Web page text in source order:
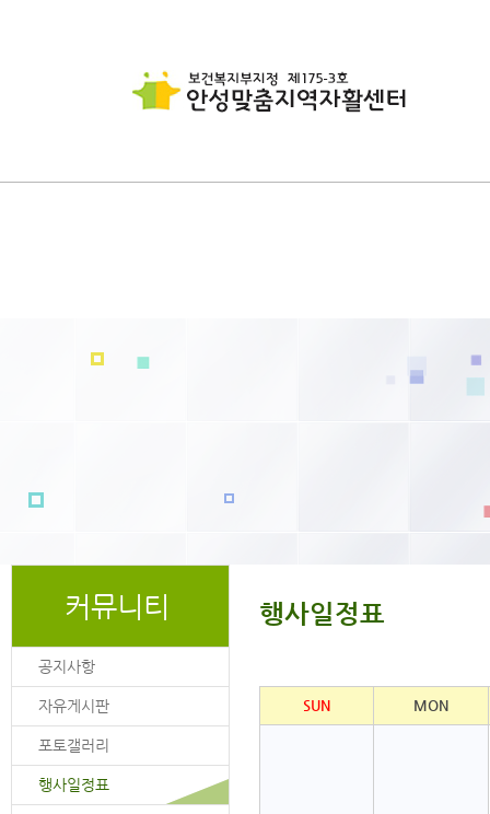
커뮤니티
공지사항
자유게시판
포토갤러리
행사일정표
행사일정표
SUN MON